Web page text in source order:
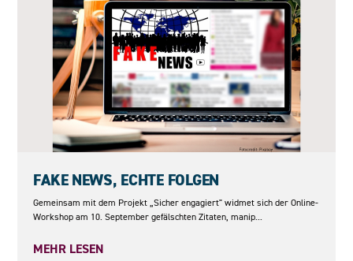
FAKE NEWS, ECHTE FOLGEN
Gemeinsam mit dem Projekt „Sicher engagiert" widmet sich der Online-
Workshop am 10. September gefälschten Zitaten, manip...
MEHR LESEN